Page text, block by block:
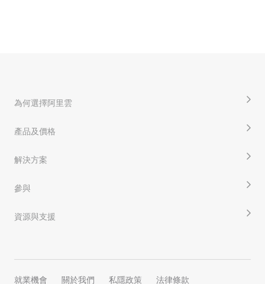
為何選擇阿里雲
產品及價格
解決方案
參與
資源與支援
就業機會 關於我們 私隱政策 法律條款